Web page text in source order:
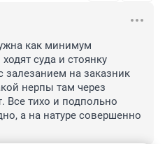
как минимум
суда и стоянку
залезанием на заказник
нерпы там через
Все тихо и подпольно
а на натуре совершенно